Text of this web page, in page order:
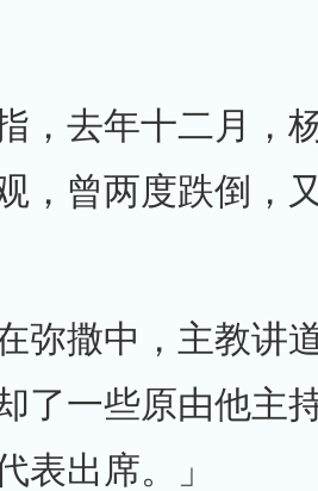
，去年十二月，
，曾两度跌倒，
弥撒中，主教讲
了一些原由他主
表出席。」